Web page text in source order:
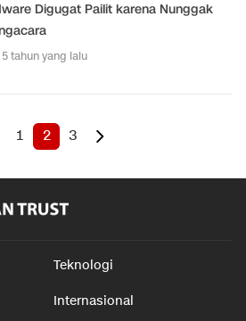
Digugat Pailit karena Nunggak
5 tahun yang lalu
1 2 3
Teknologi
Internasional